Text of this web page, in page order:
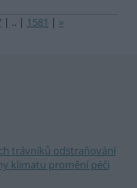
| .. | 1581 | »
trávníků odstraňování
klimatu promění péči